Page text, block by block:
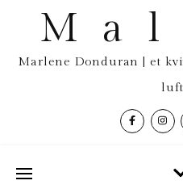
Marlene Donduran | et